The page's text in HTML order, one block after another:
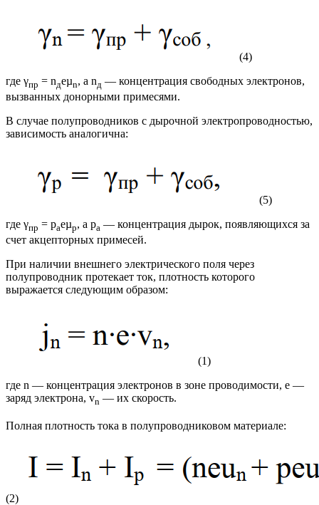
(4)
где γпр = nдeµn, а nд — концентрация свободных электронов,
вызванных донорными примесями.
В случае полупроводников с дырочной электропроводностью,
зависимость аналогична:
(5)
где γпр = раeµp, а ра — концентрация дырок, появляющихся за
счет акцепторных примесей.
При наличии внешнего электрического поля через
полупроводник протекает ток, плотность которого
выражается следующим образом:
(1)
где n — концентрация электронов в зоне проводимости, e —
заряд электрона, vn — их скорость.
Полная плотность тока в полупроводниковом материале:
(2)